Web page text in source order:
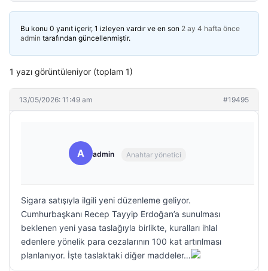
Bu konu 0 yanıt içerir, 1 izleyen vardır ve en son 2 ay 4 hafta önce
admin tarafından güncellenmiştir.
1 yazı görüntüleniyor (toplam 1)
13/05/2026: 11:49 am #19495
A admin Anahtar yönetici
Sigara satışıyla ilgili yeni düzenleme geliyor.
Cumhurbaşkanı Recep Tayyip Erdoğan’a sunulması
beklenen yeni yasa taslağıyla birlikte, kuralları ihlal
edenlere yönelik para cezalarının 100 kat artırılması
planlanıyor. İşte taslaktaki diğer maddeler…